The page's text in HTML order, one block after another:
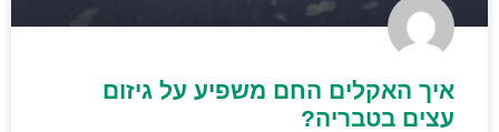
איך האקלים החם משפיע על גיזום
עצים בטבריה?